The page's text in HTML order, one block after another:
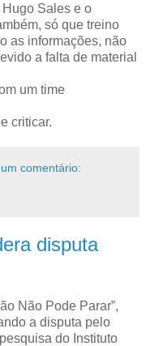
Sales e o
só que treino
as informações, não
a falta de material
um time
criticar.
comentário:
disputa
Não Pode Parar”,
a disputa pelo
do Instituto